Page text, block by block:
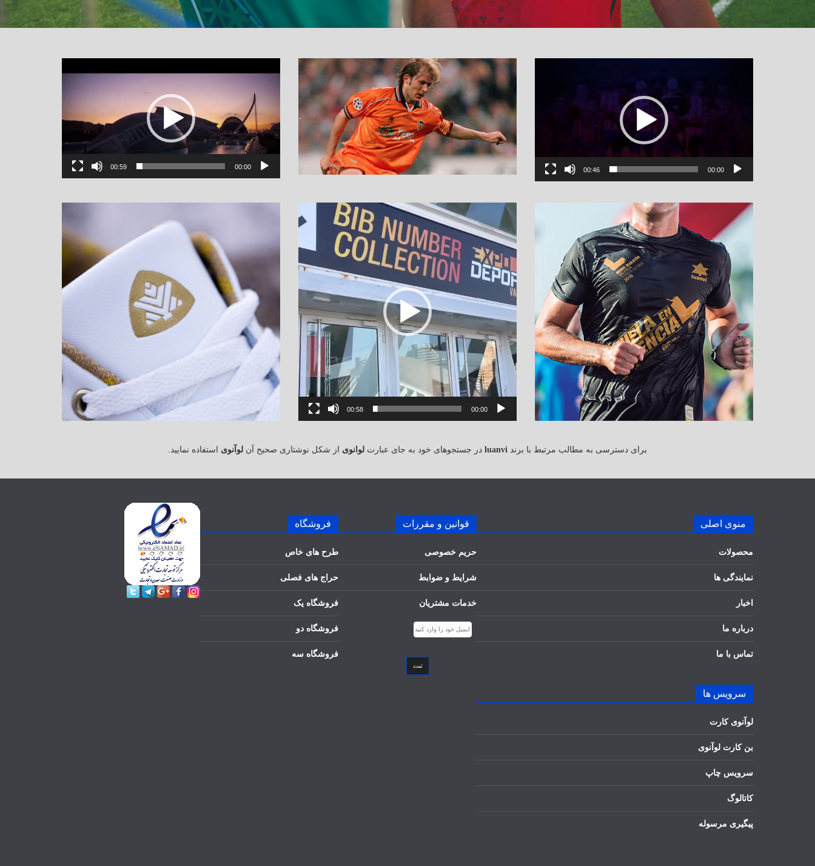
ویدیو
00:00
00:59 00:00
00:46
نمایشگر
ویدیو
00:00
00:58
برای دسترسی به مطالب مرتبط با برند luanvi در جستجوهای خود به جای عبارت لوانوی از شکل نوشتاری صحیح آن لوآنوی استفاده نمایید.
منوی اصلی
محصولات
نمایندگی ها
اخبار
درباره ما
تماس با ما
سرویس ها
لوآنوی کارت
بن کارت لوآنوی
سرویس چاپ
کاتالوگ
پیگیری مرسوله
قوانین و مقررات
حریم خصوصی
شرایط و ضوابط
خدمات مشتریان
ثبت
فروشگاه
طرح های خاص
حراج های فصلی
فروشگاه یک
فروشگاه دو
فروشگاه سه